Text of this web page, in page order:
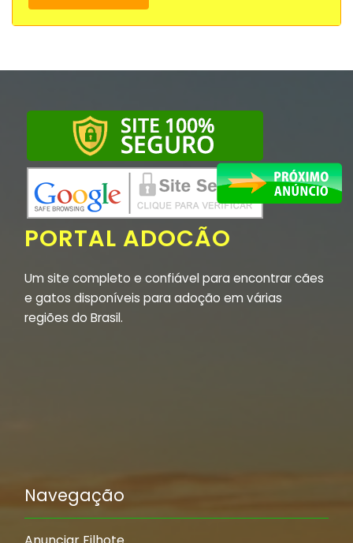
PORTAL ADOCÃO
Um site completo e confiável para encontrar cães
e gatos disponíveis para adoção em várias
regiões do Brasil.
Navegação